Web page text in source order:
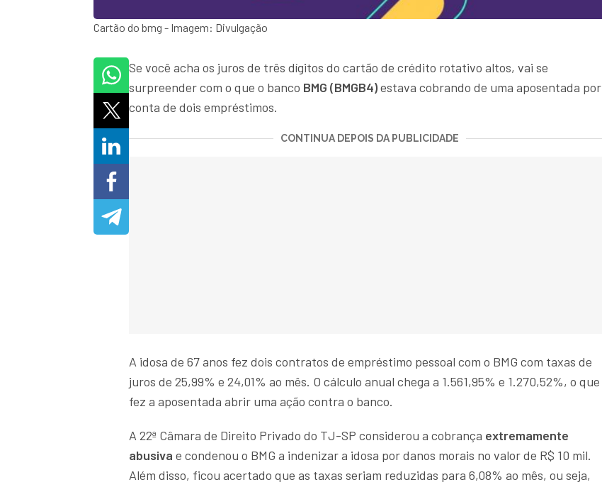
Cartão do bmg - Imagem: Divulgação
Se você acha os juros de três dígitos do cartão de crédito rotativo altos, vai se
surpreender com o que o banco BMG (BMGB4)estava cobrando de uma aposentada por
conta de dois empréstimos.
CONTINUA DEPOIS DA PUBLICIDADE
A idosa de 67 anos fez dois contratos de empréstimo pessoal com o BMG com taxas de
juros de 25,99% e 24,01% ao mês. O cálculo anual chega a 1.561,95% e 1.270,52%, o que
fez a aposentada abrir uma ação contra o banco.
A 22ª Câmara de Direito Privado do TJ-SP considerou a cobrança extremamente
abusiva e condenou o BMG a indenizar a idosa por danos morais no valor de R$ 10 mil.
Além disso, ficou acertado que as taxas seriam reduzidas para 6,08% ao mês, ou seja,